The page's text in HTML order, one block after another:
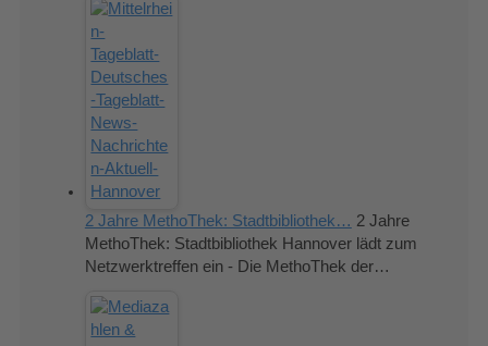
2 Jahre MethoThek: Stadtbibliothek… 2 Jahre
MethoThek: Stadtbibliothek Hannover lädt zum
Netzwerktreffen ein - Die MethoThek der…